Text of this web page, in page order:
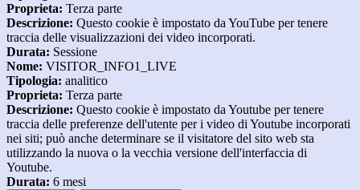
Proprieta: Terza parte
Descrizione: Questo cookie è impostato da YouTube per tenere
traccia delle visualizzazioni dei video incorporati.
Durata: Sessione
Nome: VISITOR_INFO1_LIVE
Tipologia: analitico
Proprieta: Terza parte
Descrizione: Questo cookie è impostato da Youtube per tenere
traccia delle preferenze dell'utente per i video di Youtube incorporati
nei siti; può anche determinare se il visitatore del sito web sta
utilizzando la nuova o la vecchia versione dell'interfaccia di
Youtube.
Durata: 6 mesi